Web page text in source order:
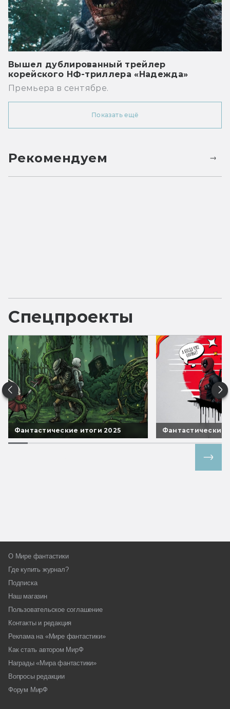
Вышел дублированный трейлер
корейского НФ-триллера «Надежда»
Премьера в сентябре.
Показать ещё
Рекомендуем
Спецпроекты
Фантастические итоги 2025 Фантастические
О Мире фантастики
Где купить журнал?
Подписка
Наш магазин
Пользовательское соглашение
Контакты и редакция
Реклама на «Мире фантастики»
Как стать автором МирФ
Награды «Мира фантастики»
Вопросы редакции
Форум МирФ